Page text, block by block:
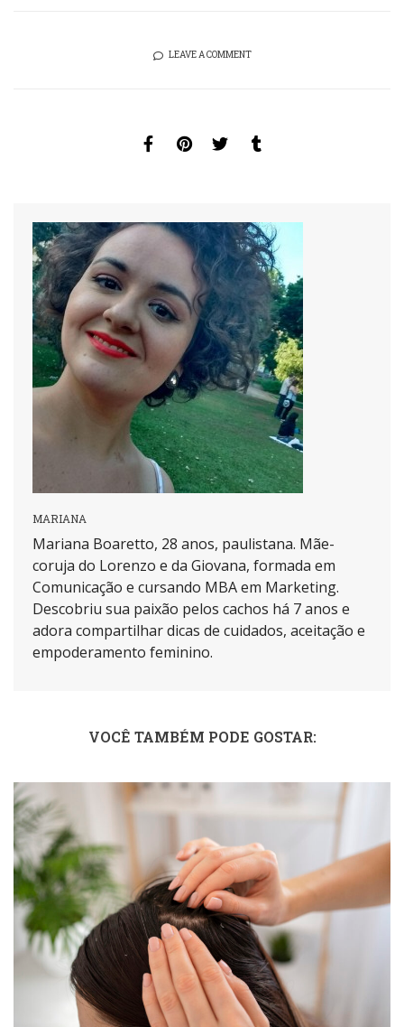
LEAVE A COMMENT
MARIANA
Mariana Boaretto, 28 anos, paulistana. Mãe-
coruja do Lorenzo e da Giovana, formada em
Comunicação e cursando MBA em Marketing.
Descobriu sua paixão pelos cachos há 7 anos e
adora compartilhar dicas de cuidados, aceitação e
empoderamento feminino.
VOCÊ TAMBÉM PODE GOSTAR: